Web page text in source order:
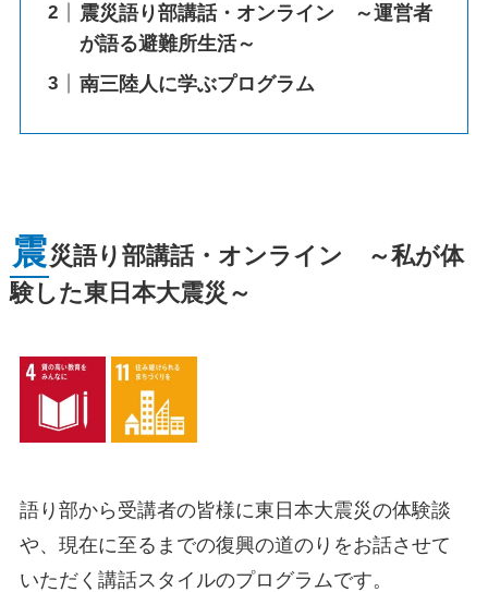
震災語り部講話・オンライン ～運営者
が語る避難所生活～
南三陸人に学ぶプログラム
震災語り部講話・オンライン ～私が体
験した東日本大震災～
語り部から受講者の皆様に東日本大震災の体験談
や、現在に至るまでの復興の道のりをお話させて
いただく講話スタイルのプログラムです。